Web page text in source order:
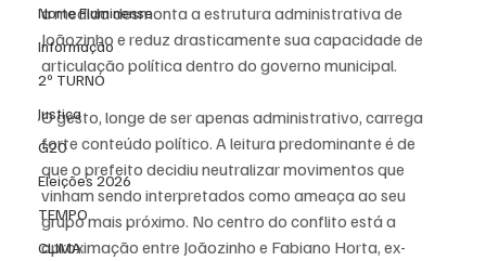
Norte Fluminense
Informação
2º TURNO
Justiça
G20
Eleições 2026
TEMPO
CLIMA
a medida desmonta a estrutura administrativa de
Joãozinho e reduz drasticamente sua capacidade de
articulação política dentro do governo municipal.
O gesto, longe de ser apenas administrativo, carrega
forte conteúdo político. A leitura predominante é de
que o prefeito decidiu neutralizar movimentos que
vinham sendo interpretados como ameaça ao seu
grupo mais próximo. No centro do conflito está a
aproximação entre Joãozinho e Fabiano Horta, ex-